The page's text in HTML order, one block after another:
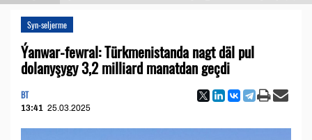
Syn-seljerme
Ýanwar-fewral: Türkmenistanda nagt däl pul
dolanyşygy 3,2 milliard manatdan geçdi
BT
13:41 25.03.2025